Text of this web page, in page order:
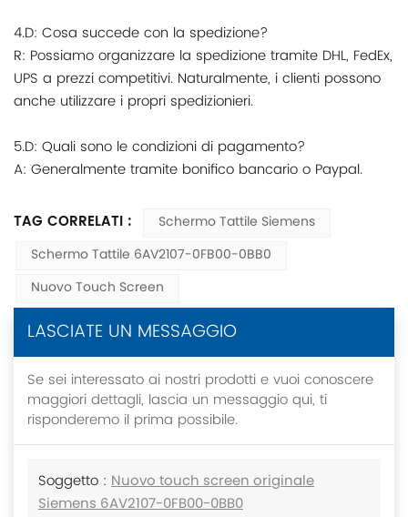
4.D: Cosa succede con la spedizione?
R: Possiamo organizzare la spedizione tramite DHL, FedEx,
UPS a prezzi competitivi. Naturalmente, i clienti possono
anche utilizzare i propri spedizionieri.
5.D: Quali sono le condizioni di pagamento?
A: Generalmente tramite bonifico bancario o Paypal.
TAG CORRELATI :
Schermo Tattile Siemens
Schermo Tattile 6AV2107-0FB00-0BB0
Nuovo Touch Screen
LASCIATE UN MESSAGGIO
Se sei interessato ai nostri prodotti e vuoi conoscere
maggiori dettagli, lascia un messaggio qui, ti
risponderemo il prima possibile.
Soggetto : Nuovo touch screen originale
Siemens 6AV2107-0FB00-0BB0